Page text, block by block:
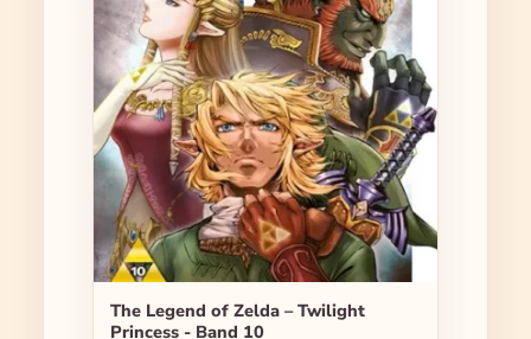
The Legend of Zelda – Twilight
Princess - Band 10